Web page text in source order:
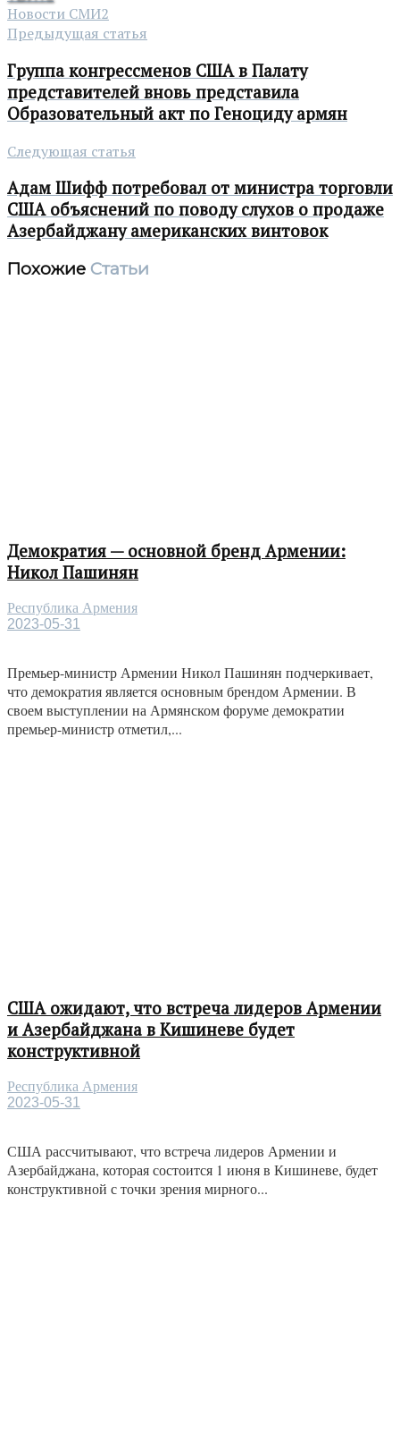
Новости СМИ2
Предыдущая статья
Группа конгрессменов США в Палату
представителей вновь представила
Образовательный акт по Геноциду армян
Следующая статья
Адам Шифф потребовал от министра торговли
США объяснений по поводу слухов о продаже
Азербайджану американских винтовок
Похожие Статьи
Демократия — основной бренд Армении:
Никол Пашинян
Республика Армения
2023-05-31
Премьер-министр Армении Никол Пашинян подчеркивает,
что демократия является основным брендом Армении. В
своем выступлении на Армянском форуме демократии
премьер-министр отметил,...
США ожидают, что встреча лидеров Армении
и Азербайджана в Кишиневе будет
конструктивной
Республика Армения
2023-05-31
США рассчитывают, что встреча лидеров Армении и
Азербайджана, которая состоится 1 июня в Кишиневе, будет
конструктивной с точки зрения мирного...